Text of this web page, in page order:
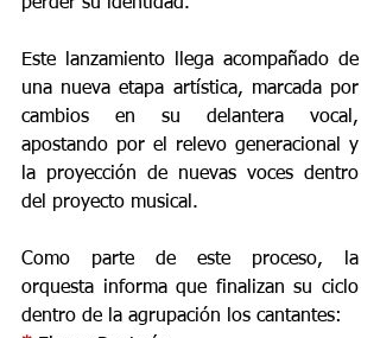
perder su identidad.
Este lanzamiento llega acompañado de
una nueva etapa artística, marcada por
cambios en su delantera vocal,
apostando por el relevo generacional y
la proyección de nuevas voces dentro
del proyecto musical.
Como parte de este proceso, la
orquesta informa que finalizan su ciclo
dentro de la agrupación los cantantes: